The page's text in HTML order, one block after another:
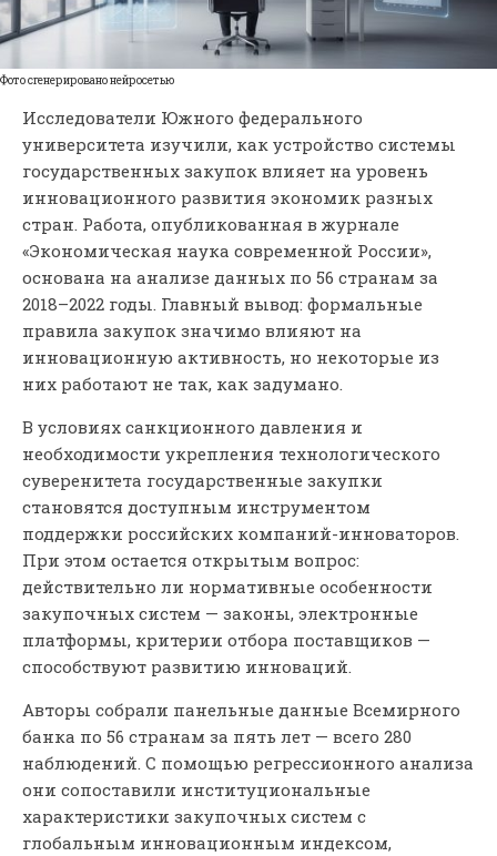
Фото сгенерировано нейросетью
Исследователи Южного федерального
университета изучили, как устройство системы
государственных закупок влияет на уровень
инновационного развития экономик разных
стран. Работа, опубликованная в журнале
«Экономическая наука современной России»,
основана на анализе данных по 56 странам за
2018–2022 годы. Главный вывод: формальные
правила закупок значимо влияют на
инновационную активность, но некоторые из
них работают не так, как задумано.
В условиях санкционного давления и
необходимости укрепления технологического
суверенитета государственные закупки
становятся доступным инструментом
поддержки российских компаний-инноваторов.
При этом остается открытым вопрос:
действительно ли нормативные особенности
закупочных систем — законы, электронные
платформы, критерии отбора поставщиков —
способствуют развитию инноваций.
Авторы собрали панельные данные Всемирного
банка по 56 странам за пять лет — всего 280
наблюдений. С помощью регрессионного анализа
они сопоставили институциональные
характеристики закупочных систем с
глобальным инновационным индексом,